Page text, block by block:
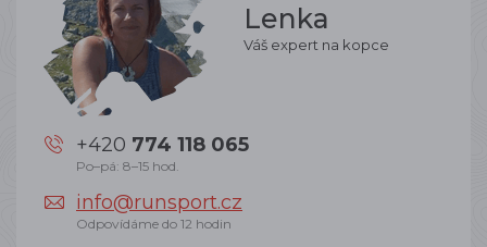
Lenka
Váš expert na kopce
+420 774 118 065
Po–pá: 8–15 hod.
info@runsport.cz
Odpovídáme do 12 hodin